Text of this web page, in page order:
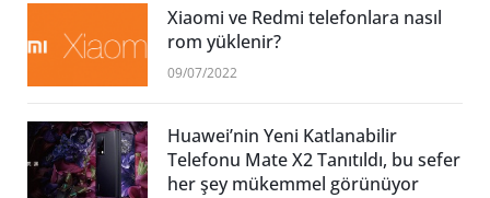
Xiaomi ve Redmi telefonlara nasıl
rom yüklenir?
09/07/2022
Huawei’nin Yeni Katlanabilir
Telefonu Mate X2 Tanıtıldı, bu sefer
her şey mükemmel görünüyor